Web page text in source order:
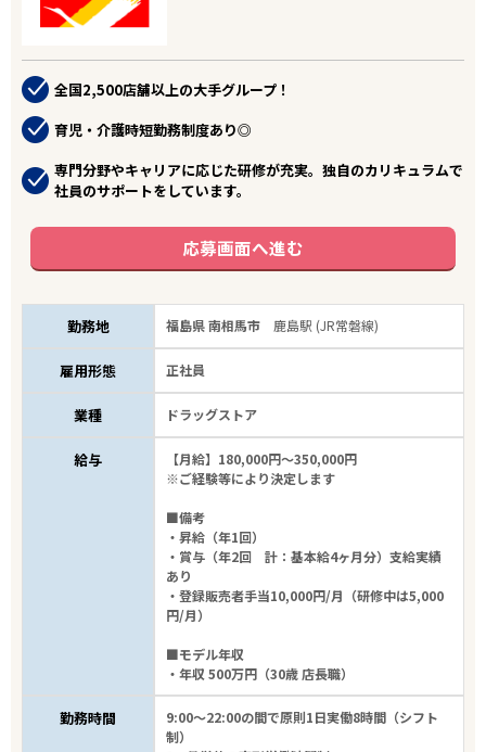
全国2,500店舗以上の大手グループ！
育児・介護時短勤務制度あり◎
専門分野やキャリアに応じた研修が充実。独自のカリキュラムで
社員のサポートをしています。
応募画面へ進む
勤務地 福島県 南相馬市 鹿島駅 (JR常磐線)
雇用形態 正社員
業種 ドラッグストア
給与
【月給】180,000円～350,000円
※ご経験等により決定します
■備考
・昇給（年1回）
・賞与（年2回 計：基本給4ヶ月分）支給実績
あり
・登録販売者手当10,000円/月（研修中は5,000
円/月）
■モデル年収
・年収 500万円（30歳 店長職）
勤務時間
9:00～22:00の間で原則1日実働8時間（シフト
制）